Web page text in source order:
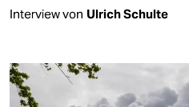
Interview von Ulrich Schulte